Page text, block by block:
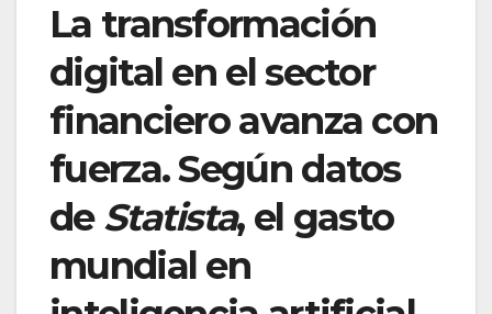
La transformación
digital en el sector
financiero avanza con
fuerza. Según datos
deStatista, el gasto
mundial en